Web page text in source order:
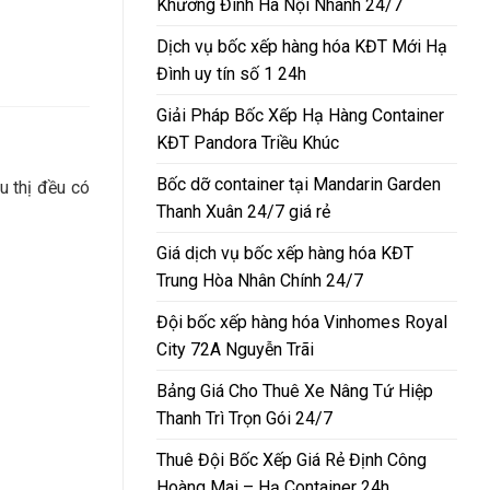
thị đều có
Khương Đình Hà Nội Nhanh 24/7
Dịch vụ bốc xếp hàng hóa KĐT Mới Hạ
Đình uy tín số 1 24h
Giải Pháp Bốc Xếp Hạ Hàng Container
KĐT Pandora Triều Khúc
Bốc dỡ container tại Mandarin Garden
Thanh Xuân 24/7 giá rẻ
Giá dịch vụ bốc xếp hàng hóa KĐT
Trung Hòa Nhân Chính 24/7
Đội bốc xếp hàng hóa Vinhomes Royal
City 72A Nguyễn Trãi
Bảng Giá Cho Thuê Xe Nâng Tứ Hiệp
Thanh Trì Trọn Gói 24/7
Thuê Đội Bốc Xếp Giá Rẻ Định Công